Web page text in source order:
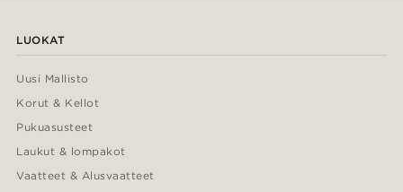
LUOKAT
Uusi Mallisto
Korut & Kellot
Pukuasusteet
Laukut & lompakot
Vaatteet & Alusvaatteet